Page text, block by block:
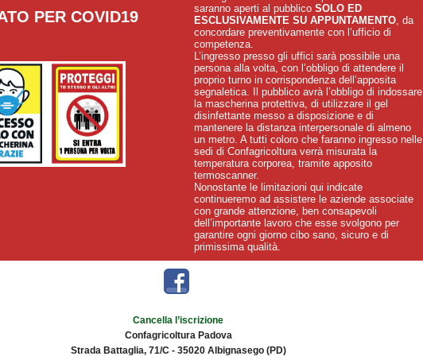
PER COVID19
saranno aperti al pubblico SOLO ED
ESCLUSIVAMENTE SU APPUNTAMENTO, da
concordare preventivamente con l’ufficio di
competenza.
L’ingresso presso gli uffici sarà possibile una
persona alla volta, con l’obbligo di attendere il
proprio turno in corrispondenza dell’apposita
segnaletica. Il pubblico avrà l’obbligo di indossare
la mascherina protettiva, di utilizzare il gel
disinfettante messo a disposizione e di
mantenere la distanza interpersonale di almeno
un metro. A tutti coloro che faranno ingresso nelle
sedi di Confagricoltura verrà misurata la
temperatura corporea, tramite apposito
termoscanner.
Nonostante le limitazioni qui indicate
continueremo ad assistere le aziende associate
con grande attenzione, ben consapevoli
dell’importante lavoro che esse svolgono per
garantire ogni giorno cibo sano, sicuro e di
primissima qualità.
Cancella l’iscrizione
Confagricoltura Padova
Strada Battaglia, 71/C - 35020 Albignasego (PD)